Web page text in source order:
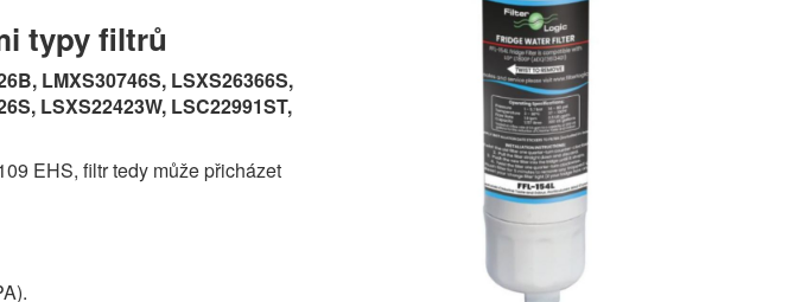
typy filtrů
LMXS30746S, LSXS26366S,
LSXS22423W, LSC22991ST,
EHS, filtr tedy může přicházet